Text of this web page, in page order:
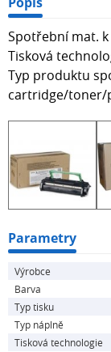
Spotřební mat.
Tisková
Typ produktu
cartridge/toner/
Parametry
Výrobce
Barva
Typ tisku
Typ náplně
Tisková technologie